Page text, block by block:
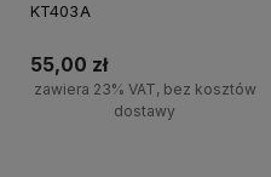
KT403A
55,00 zł
zawiera 23% VAT, bez kosztów
dostawy